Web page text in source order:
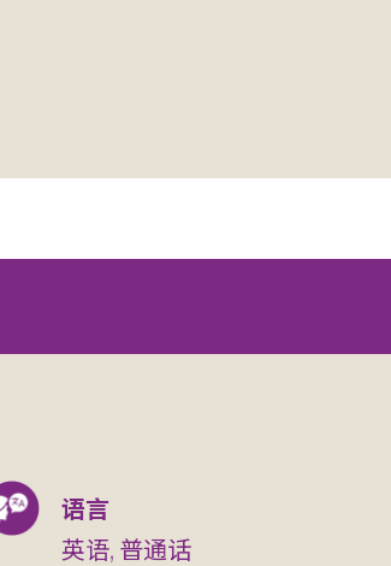
语言
英语, 普通话